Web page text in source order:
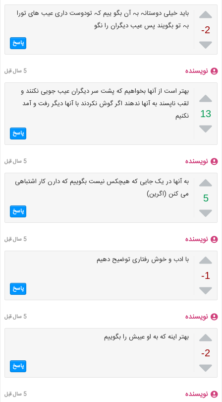

-2

باید خیلی دوستانہ بہ آن بگو ییم کہ تودوست داری عیب ھای تورا
بہ تو بگویند پس عیب دیگران را نگو
پاسخ
نویسنده 5 سال قبل

13

بهتر است از آنها بخواهیم که پشت سر دیگران عیب جویی نکنند و
لقب ناپسند به آنها ندهند اگر گوش نکردند با آنها دیگر رفت و آمد
نکنیم
پاسخ
نویسنده 5 سال قبل

5

به آنها در یک جایی که هیچکس نیست بگوییم که دارن کار اشتباهی
می کنن (اگرین)
پاسخ
نویسنده 5 سال قبل

-1

با ادب و خوش رفتاری توضیح دهیم
پاسخ
نویسنده 5 سال قبل

-2

بهتر اینه که به او عیبش را بگوییم
پاسخ
نویسنده 5 سال قبل